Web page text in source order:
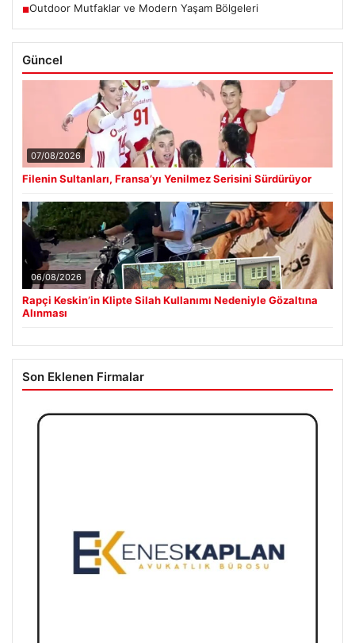
■Outdoor Mutfaklar ve Modern Yaşam Bölgeleri
Güncel
07/08/2026
Filenin Sultanları, Fransa’yı Yenilmez Serisini Sürdürüyor
06/08/2026
Rapçi Keskin’in Klipte Silah Kullanımı Nedeniyle Gözaltına
Alınması
Son Eklenen Firmalar